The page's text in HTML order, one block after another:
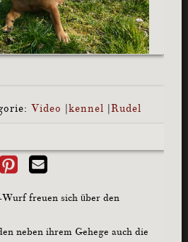
Video |kennel |Rudel
freuen sich über den
neben ihrem Gehege auch die